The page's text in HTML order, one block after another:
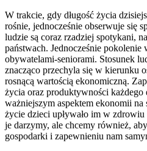
W trakcie, gdy długość życia
rośnie, jednocześnie obserwuje się
ludzie są coraz rzadziej spotykani,
państwach. Jednocześnie pokolenie
obywatelami-seniorami. Stosunek
znacząco przechyla się w kierunku
rosnącą wartością ekonomiczną.
życia oraz produktywności każdego
ważniejszym aspektem ekonomii
życie dzieci upływało im w
je darzymy, ale chcemy również,
gospodarki i zapewnieniu nam